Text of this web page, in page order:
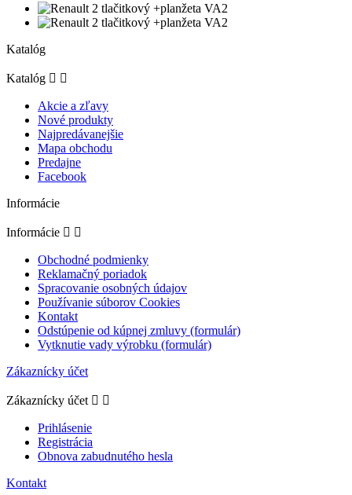
Katalóg
Katalóg  
Akcie a zľavy
Nové produkty
Najpredávanejšie
Mapa obchodu
Predajne
Facebook
Informácie
Informácie  
Obchodné podmienky
Reklamačný poriadok
Spracovanie osobných údajov
Používanie súborov Cookies
Kontakt
Odstúpenie od kúpnej zmluvy (formulár)
Vytknutie vady výrobku (formulár)
Zákaznícky účet
Zákaznícky účet  
Prihlásenie
Registrácia
Obnova zabudnutého hesla
Kontakt